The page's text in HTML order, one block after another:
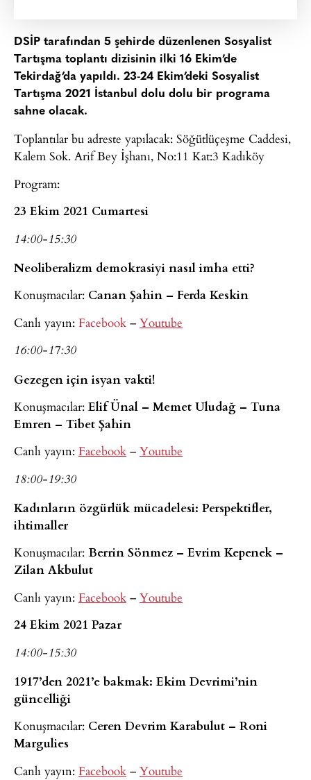
DSİP tarafından 5 şehirde düzenlenen Sosyalist
Tartışma toplantı dizisinin ilki 16 Ekim’de
Tekirdağ’da yapıldı. 23-24 Ekim’deki Sosyalist
Tartışma 2021 İstanbul dolu dolu bir programa
sahne olacak.
Toplantılar bu adreste yapılacak: Söğütlüçeşme Caddesi,
Kalem Sok. Arif Bey İşhanı, No:11 Kat:3 Kadıköy
Program:
23 Ekim 2021 Cumartesi
14:00-15:30
Neoliberalizm demokrasiyi nasıl imha etti?
Konuşmacılar: Canan Şahin – Ferda Keskin
Canlı yayın: Facebook – Youtube
16:00-17:30
Gezegen için isyan vakti!
Konuşmacılar:Elif Ünal – Memet Uludağ – Tuna
Emren – Tibet Şahin
Canlı yayın: Facebook – Youtube
18:00-19:30
Kadınların özgürlük mücadelesi: Perspektifler,
ihtimaller
Konuşmacılar: Berrin Sönmez – Evrim Kepenek –
Zilan Akbulut
Canlı yayın: Facebook – Youtube
24 Ekim 2021 Pazar
14:00-15:30
1917’den 2021’e bakmak: Ekim Devrimi’nin
güncelliği
Konuşmacılar: Ceren Devrim Karabulut – Roni
Margulies
Canlı yayın: Facebook – Youtube